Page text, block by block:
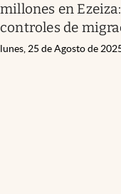
millones en
controles de
lunes, 25 de Agosto de